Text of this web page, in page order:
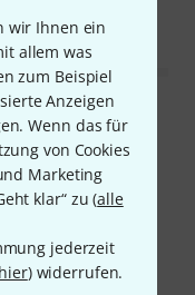
wir Ihnen ein
allem was
zum Beispiel
Anzeigen
Wenn das für
von Cookies
Marketing
klar“ zu (alle
jederzeit
hier) widerrufen.